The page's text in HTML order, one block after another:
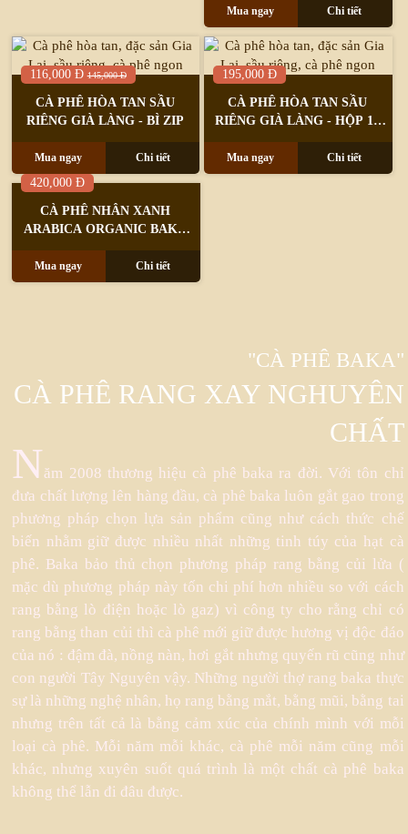
Mua ngay Chi tiết
116,000 Đ 145,000 Đ
CÀ PHÊ HÒA TAN SẦU
RIÊNG GIÀ LÀNG - BÌ ZIP
Mua ngay Chi tiết
195,000 Đ
CÀ PHÊ HÒA TAN SẦU
RIÊNG GIÀ LÀNG - HỘP 18
GÓI
Mua ngay Chi tiết
420,000 Đ
CÀ PHÊ NHÂN XANH
ARABICA ORGANIC BAKA
COFFEE (BÌ 1KG)
Mua ngay Chi tiết
"CÀ PHÊ BAKA"
CÀ PHÊ RANG XAY NGHUYÊN
CHẤT
Năm 2008 thương hiệu cà phê baka ra đời. Với tôn chỉ
đưa chất lượng lên hàng đầu, cà phê baka luôn gắt gao trong
phương pháp chọn lựa sản phẩm cũng như cách thức chế
biến nhằm giữ được nhiều nhất những tinh túy của hạt cà
phê. Baka bảo thủ chọn phương pháp rang bằng củi lửa (
mặc dù phương pháp này tốn chi phí hơn nhiều so với cách
rang bằng lò điện hoặc lò gaz) vì công ty cho rằng chỉ có
rang bằng than củi thì cà phê mới giữ được hương vị độc đáo
của nó : đậm đà, nồng nàn, hơi gắt nhưng quyến rũ cũng như
con người Tây Nguyên vậy. Những người thợ rang baka thực
sự là những nghệ nhân, họ rang bằng mắt, bằng mũi, bằng tai
nhưng trên tất cả là bằng cảm xúc của chính mình với mỗi
loại cà phê. Mỗi năm mỗi khác, cà phê mỗi năm cũng mỗi
khác, nhưng xuyên suốt quá trình là một chất cà phê baka
không thể lẫn đi đâu được.